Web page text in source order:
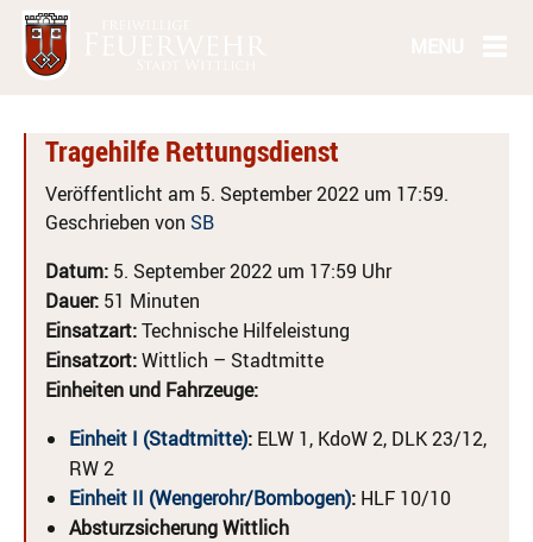
Tragehilfe Rettungsdienst
Veröffentlicht am 5. September 2022 um 17:59.
Geschrieben von SB
Datum: 5. September 2022 um 17:59 Uhr
Dauer: 51 Minuten
Einsatzart:Technische Hilfeleistung
Einsatzort:Wittlich – Stadtmitte
Einheiten und Fahrzeuge:
Einheit I (Stadtmitte): ELW 1, KdoW 2, DLK 23/12,
RW 2
Einheit II (Wengerohr/Bombogen): HLF 10/10
Absturzsicherung Wittlich